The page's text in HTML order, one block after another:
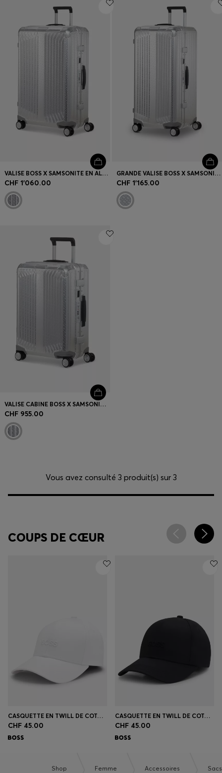
Connexion / Inscription
Langue (
CH CHF
VALISE BOSS X SAMSONITE EN ALUMINIUM ARGENTÉ 76 CM
CHF 1'060.00
GRANDE VALISE BOSS X SAMSONITE EN ALUMINIUM ARGENTÉ 80 CM
CHF 1'165.00
VALISE CABINE BOSS X SAMSONITE EN ALUMINIUM ARGENTÉ 55 CM
CHF 955.00
Vous avez consulté 3 produit(s) sur 3
COUPS DE CŒUR
CASQUETTE EN TWILL DE COTON À LOGO BRODÉ
CHF 45.00
CASQUETTE EN TWILL DE COTON À LOGO BRODÉ TON SUR TON
CHF 45.00
Shop Femme Accessoires Sacs